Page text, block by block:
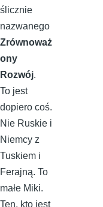
ślicznie
nazwanego
Zrównoważ
ony
Rozwój.
To jest
dopiero coś.
Nie Ruskie i
Niemcy z
Tuskiem i
Ferajną. To
małe Miki.
Ten, kto jest